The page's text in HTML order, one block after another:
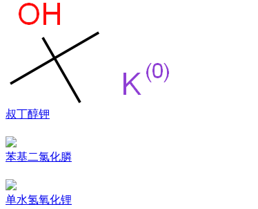
叔丁醇钾
苯基二氯化膦
单水氢氧化锂